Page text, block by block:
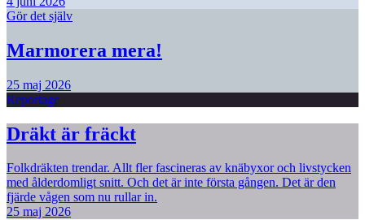
Gör det själv
Marmorera mera!
25 maj 2026
Reportage
Dräkt är fräckt
Folkdräkten trendar. Allt fler fascineras av knäbyxor och livstycken
med ålderdomligt snitt. Och det är inte första gången. Det är den
fjärde vågen som nu rullar in.
25 maj 2026